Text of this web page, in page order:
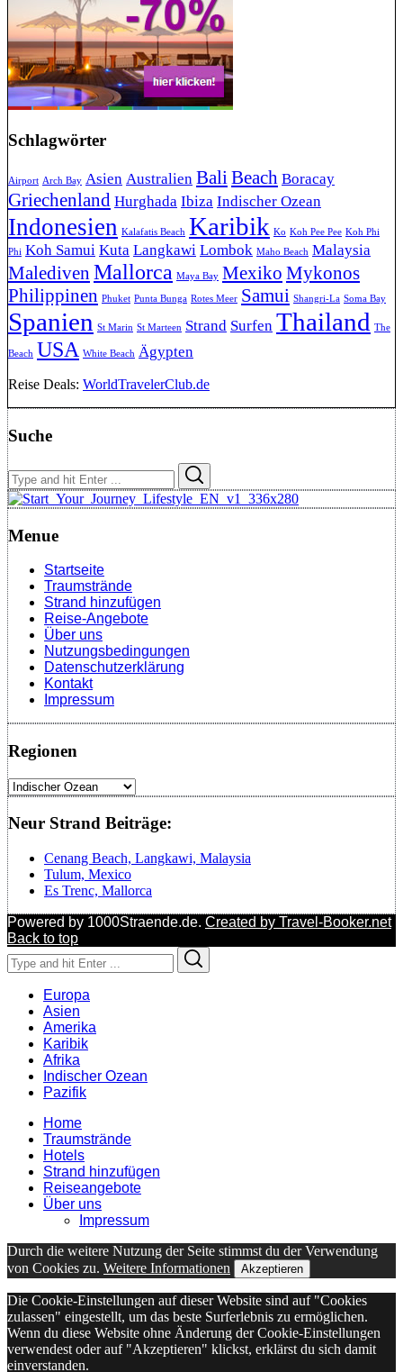
Schlagwörter
Airport Arch Bay Asien Australien BaliBeach Boracay
Griechenland Hurghada Ibiza Indischer Ozean
Indonesien Kalafatis Beach Karibik Ko Koh Pee Pee Koh Phi
Phi Koh Samui Kuta Langkawi Lombok Maho Beach Malaysia
Malediven Mallorca Maya Bay Mexiko Mykonos
Philippinen Phuket Punta Bunga Rotes Meer Samui Shangri-La Soma Bay
Spanien St Marin St Marteen Strand Surfen Thailand The
Beach USA White Beach Ägypten
Reise Deals: WorldTravelerClub.de
Suche
Search
for:
Menue
Startseite
Traumstrände
Strand hinzufügen
Reise-Angebote
Über uns
Nutzungsbedingungen
Datenschutzerklärung
Kontakt
Impressum
Regionen
Regionen
Neur Strand Beiträge:
Cenang Beach, Langkawi, Malaysia
Tulum, Mexico
Es Trenc, Mallorca
Powered by 1000Straende.de. Created by Travel-Booker.net
Back to top
Search
for:
Europa
Asien
Amerika
Karibik
Afrika
Indischer Ozean
Pazifik
Home
Traumstrände
Hotels
Strand hinzufügen
Reiseangebote
Über uns
Impressum
Durch die weitere Nutzung der Seite stimmst du der Verwendung
von Cookies zu. Weitere Informationen Akzeptieren
Die Cookie-Einstellungen auf dieser Website sind auf "Cookies
zulassen" eingestellt, um das beste Surferlebnis zu ermöglichen.
Wenn du diese Website ohne Änderung der Cookie-Einstellungen
verwendest oder auf "Akzeptieren" klickst, erklärst du sich damit
einverstanden.